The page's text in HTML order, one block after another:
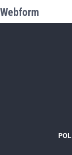
Webform